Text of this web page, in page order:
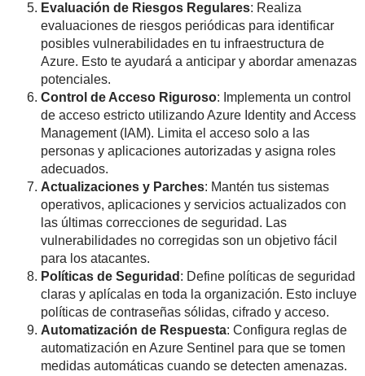
Evaluación de Riesgos Regulares: Realiza
evaluaciones de riesgos periódicas para identificar
posibles vulnerabilidades en tu infraestructura de
Azure. Esto te ayudará a anticipar y abordar amenazas
potenciales.
Control de Acceso Riguroso: Implementa un control
de acceso estricto utilizando Azure Identity and Access
Management (IAM). Limita el acceso solo a las
personas y aplicaciones autorizadas y asigna roles
adecuados.
Actualizaciones y Parches: Mantén tus sistemas
operativos, aplicaciones y servicios actualizados con
las últimas correcciones de seguridad. Las
vulnerabilidades no corregidas son un objetivo fácil
para los atacantes.
Políticas de Seguridad : Define políticas de seguridad
claras y aplícalas en toda la organización. Esto incluye
políticas de contraseñas sólidas, cifrado y acceso.
Automatización de Respuesta: Configura reglas de
automatización en Azure Sentinel para que se tomen
medidas automáticas cuando se detecten amenazas.